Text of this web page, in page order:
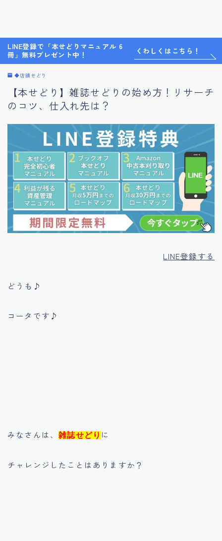
LINE登録で「本せどりマニュアル 6
冊」無料プレゼント中！
くわしくはこちら！
◆店舗せどり
【本せどり】雑誌せどりの始め方！リサーチ
のコツ、仕入れ先は？
LINE登録する
どうも♪
コータです♪
みなさんは、雑誌せどり に
チャレンジしたことはありますか？